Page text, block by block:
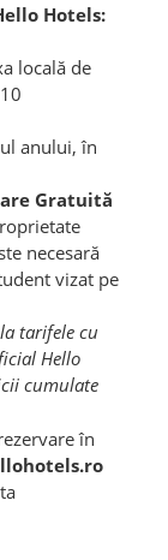
Hotels:
locală de
anului, în
Gratuită
necesară
vizat pe
tarifele cu
Hello
cumulate
în